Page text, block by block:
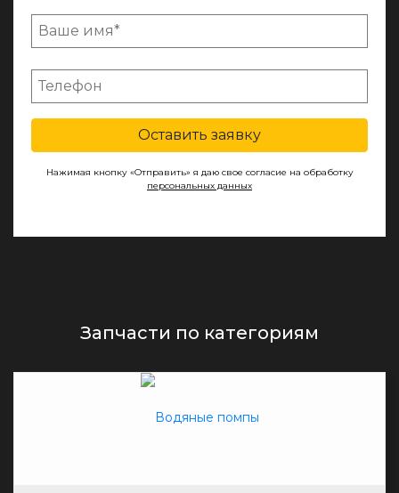
Оставить заявку
Нажимая кнопку «Отправить» я даю свое согласие на обработку
персональных данных
Запчасти по категориям